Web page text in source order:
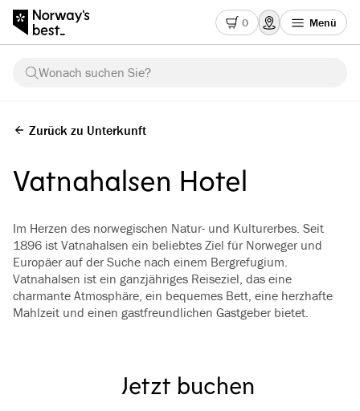
0 Menü
Wonach suchen Sie?
Zurück zu Unterkunft
Vatnahalsen Hotel
Im Herzen des norwegischen Natur- und Kulturerbes. Seit
1896 ist Vatnahalsen ein beliebtes Ziel für Norweger und
Europäer auf der Suche nach einem Bergrefugium.
Vatnahalsen ist ein ganzjähriges Reiseziel, das eine
charmante Atmosphäre, ein bequemes Bett, eine herzhafte
Mahlzeit und einen gastfreundlichen Gastgeber bietet.
Jetzt buchen